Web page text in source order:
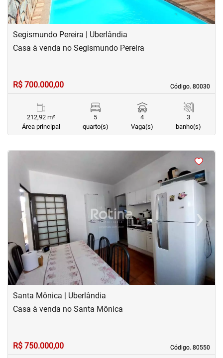
Segismundo Pereira | Uberlândia
Código. 80030
Código. 80030
Casa à venda no Segismundo Pereira
R$ 700.000,00
212,92 m²
Área principal
5
quarto(s)
4
Vaga(s)
3
banho(s)
‹Previous ›Next
Santa Mônica | Uberlândia
Código. 80550
Código. 80550
Casa à venda no Santa Mônica
R$ 750.000,00